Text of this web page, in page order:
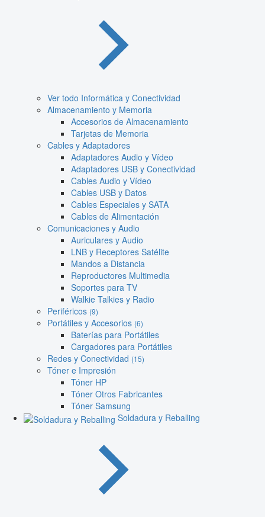
Ver todo Informática y Conectividad
Almacenamiento y Memoria
Accesorios de Almacenamiento
Tarjetas de Memoria
Cables y Adaptadores
Adaptadores Audio y Vídeo
Adaptadores USB y Conectividad
Cables Audio y Vídeo
Cables USB y Datos
Cables Especiales y SATA
Cables de Alimentación
Comunicaciones y Audio
Auriculares y Audio
LNB y Receptores Satélite
Mandos a Distancia
Reproductores Multimedia
Soportes para TV
Walkie Talkies y Radio
Periféricos (9)
Portátiles y Accesorios (6)
Baterías para Portátiles
Cargadores para Portátiles
Redes y Conectividad (15)
Tóner e Impresión
Tóner HP
Tóner Otros Fabricantes
Tóner Samsung
Soldadura y Reballing